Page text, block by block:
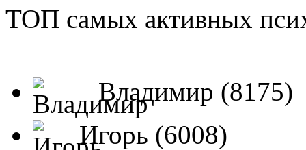
ТОП самых активных
Владимир (8175)
Игорь (6008)